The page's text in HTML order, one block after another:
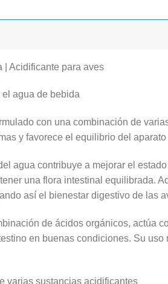
| Acidificante para aves
agua de bebida
con una combinación de
y favorece el equilibrio del
agua contribuye a mejorar el
una flora intestinal equilibrada.
así el bienestar digestivo de las
de ácidos orgánicos, actúa
en buenas condiciones. Su
varias sustancias acidificantes